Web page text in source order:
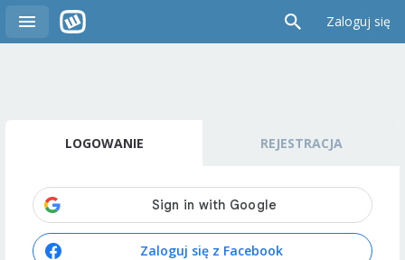
Zaloguj się
LOGOWANIE REJESTRACJA
Zaloguj się z Facebook